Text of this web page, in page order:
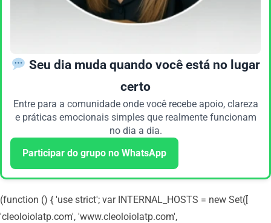
Seu dia muda quando você está no lugar
certo
Entre para a comunidade onde você recebe apoio, clareza
e práticas emocionais simples que realmente funcionam
no dia a dia.
Participar do grupo no WhatsApp
(function () { 'use strict'; var INTERNAL_HOSTS = new Set([
'cleoloiolatp.com', 'www.cleoloiolatp.com',